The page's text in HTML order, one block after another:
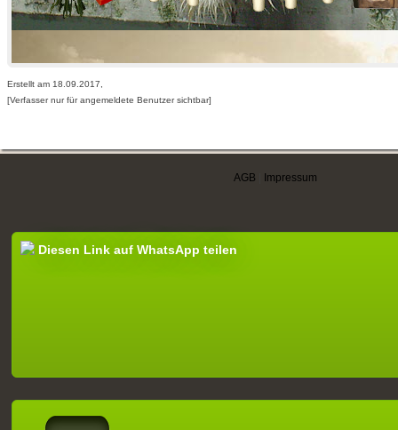
Erstellt am 18.09.2017,
[Verfasser nur für angemeldete Benutzer sichtbar]
AGB Impressum
Diesen Link auf WhatsApp teilen